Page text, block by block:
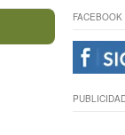
FACEBOOK